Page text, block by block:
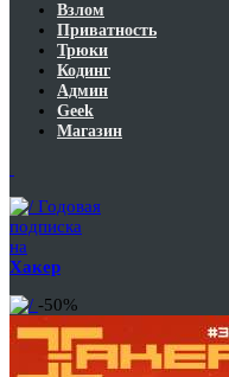
Взлом
Приватность
Трюки
Кодинг
Админ
Geek
Магазин
Годовая
подписка
на
Хакер
-50%